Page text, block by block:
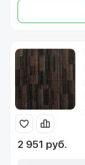
2 951 руб.